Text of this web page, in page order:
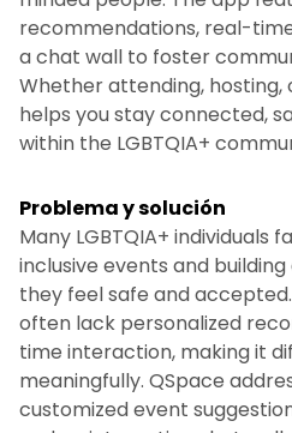
recommendations, real-
a chat wall to foster
Whether attending, hosting,
helps you stay connected,
within the LGBTQIA+
Problema y solución
Many LGBTQIA+ individuals
inclusive events and
they feel safe and
often lack personalized
time interaction, making it
meaningfully. QSpace
customized event